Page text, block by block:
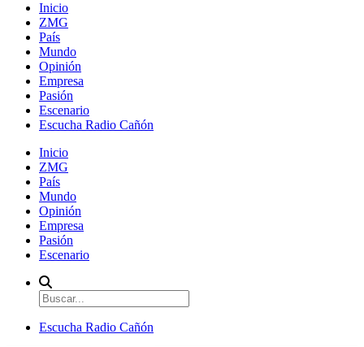
Inicio
ZMG
País
Mundo
Opinión
Empresa
Pasión
Escenario
Escucha Radio Cañón
Inicio
ZMG
País
Mundo
Opinión
Empresa
Pasión
Escenario
Escucha Radio Cañón